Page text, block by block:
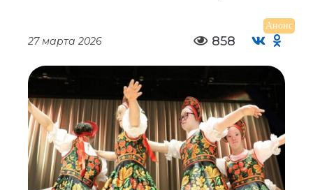
Анонс
27 марта 2026 858